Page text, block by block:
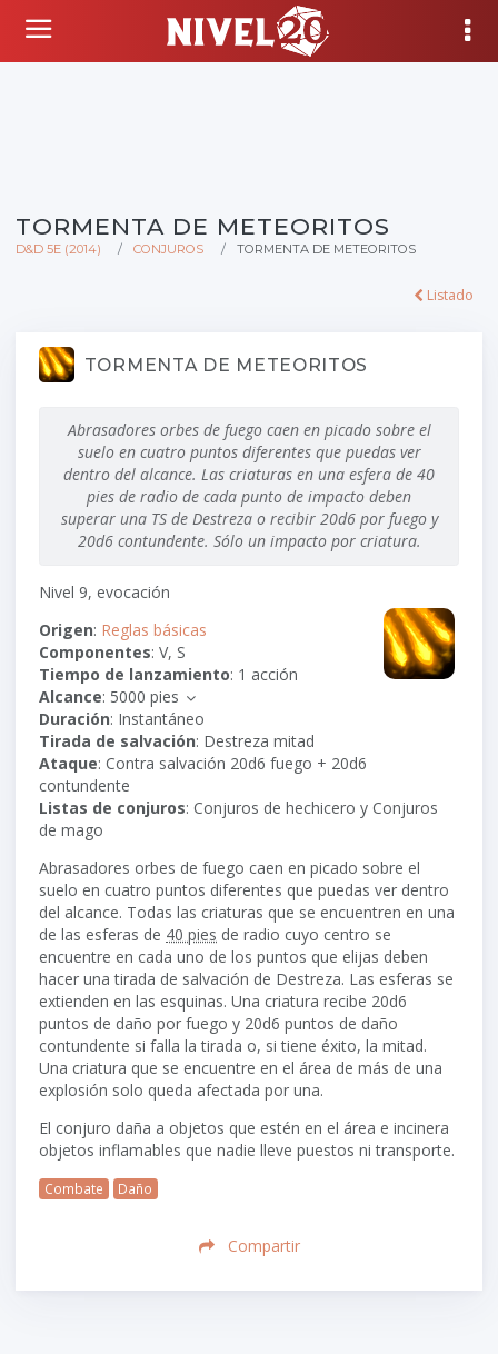
TORMENTA DE METEORITOS
D&D 5E (2014) CONJUROS TORMENTA DE METEORITOS
Listado
TORMENTA DE METEORITOS
Abrasadores orbes de fuego caen en picado sobre el
suelo en cuatro puntos diferentes que puedas ver
dentro del alcance. Las criaturas en una esfera de 40
pies de radio de cada punto de impacto deben
superar una TS de Destreza o recibir 20d6 por fuego y
20d6 contundente. Sólo un impacto por criatura.
Nivel 9, evocación
Origen: Reglas básicas
Componentes: V, S
Tiempo de lanzamiento: 1 acción
Alcance: 5000 pies
Duración: Instantáneo
Tirada de salvación: Destreza mitad
Ataque: Contra salvación 20d6 fuego + 20d6
contundente
Listas de conjuros: Conjuros de hechicero y Conjuros
de mago
Abrasadores orbes de fuego caen en picado sobre el
suelo en cuatro puntos diferentes que puedas ver dentro
del alcance. Todas las criaturas que se encuentren en una
de las esferas de 40 pies de radio cuyo centro se
encuentre en cada uno de los puntos que elijas deben
hacer una tirada de salvación de Destreza. Las esferas se
extienden en las esquinas. Una criatura recibe 20d6
puntos de daño por fuego y 20d6 puntos de daño
contundente si falla la tirada o, si tiene éxito, la mitad.
Una criatura que se encuentre en el área de más de una
explosión solo queda afectada por una.
El conjuro daña a objetos que estén en el área e incinera
objetos inflamables que nadie lleve puestos ni transporte.
Combate Daño
Compartir